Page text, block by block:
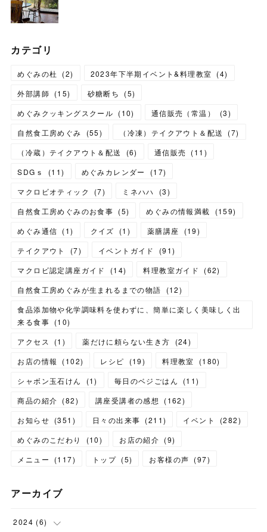
カテゴリ
めぐみの杜 (2) 2023年下半期イベント&料理教室 (4)
外部講師 (15) 砂糖断ち (5)
めぐみクッキングスクール (10) 通信販売（常温） (3)
自然食工房めぐみ
(55) （冷凍）テイクアウト＆配送 (7)
（冷蔵）テイクアウト＆配送
(6) 通信販売 (11 )
SDGｓ
(11) めぐみカレンダー (17)
マクロビオティック
(7) ミネハハ (3)
自然食工房めぐみのお食事 (5) めぐみの情報満載 (159)
めぐみ通信 (1) クイズ (1 ) 薬膳講座 (19)
テイクアウト
(7) イベントガイド (91)
マクロビ認定講座ガイド
(14) 料理教室ガイド (62)
自然食工房めぐみが生まれるまでの物語
(12)
食品添加物や化学調味料を使わずに、簡単に楽しく美味しく出
来る食事 (10)
アクセス
(1 ) 薬だけに頼らない生き方 (24)
お店の情報
(102) レシピ (19) 料理教室 (180)
シャボン玉石けん
(1) 毎日のベジごはん (11)
商品の紹介 (82) 講座受講者の感想 (162)
お知らせ (351 ) 日々の出来事 (211) イベント (282)
めぐみのこだわり
(10) お店の紹介 (9)
メニュー
(117) トップ (5) お客様の声 (97)
アーカイブ
2024 (6)